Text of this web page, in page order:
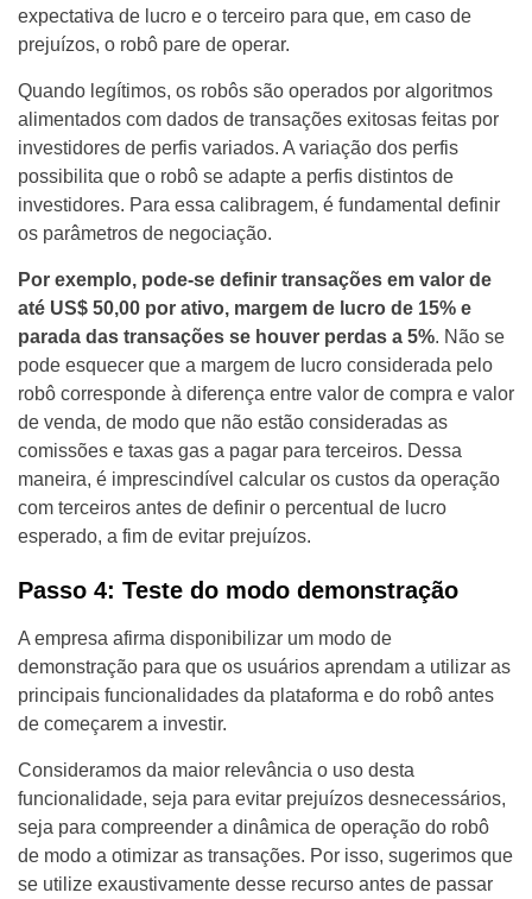
expectativa de lucro e o terceiro para que, em caso de
prejuízos, o robô pare de operar.
Quando legítimos, os robôs são operados por algoritmos
alimentados com dados de transações exitosas feitas por
investidores de perfis variados. A variação dos perfis
possibilita que o robô se adapte a perfis distintos de
investidores. Para essa calibragem, é fundamental definir
os parâmetros de negociação.
Por exemplo, pode-se definir transações em valor de
até US$ 50,00 por ativo, margem de lucro de 15% e
parada das transações se houver perdas a 5%. Não se
pode esquecer que a margem de lucro considerada pelo
robô corresponde à diferença entre valor de compra e valor
de venda, de modo que não estão consideradas as
comissões e taxas gas a pagar para terceiros. Dessa
maneira, é imprescindível calcular os custos da operação
com terceiros antes de definir o percentual de lucro
esperado, a fim de evitar prejuízos.
Passo 4: Teste do modo demonstração
A empresa afirma disponibilizar um modo de
demonstração para que os usuários aprendam a utilizar as
principais funcionalidades da plataforma e do robô antes
de começarem a investir.
Consideramos da maior relevância o uso desta
funcionalidade, seja para evitar prejuízos desnecessários,
seja para compreender a dinâmica de operação do robô
de modo a otimizar as transações. Por isso, sugerimos que
se utilize exaustivamente desse recurso antes de passar